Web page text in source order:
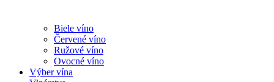
Biele víno
Červené víno
Ružové víno
Ovocné víno
Výber vína